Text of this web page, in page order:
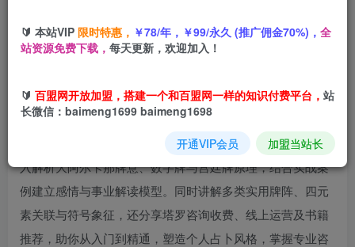
课程介绍：
本课程从塔罗历史切入，全方位覆盖塔罗学习核心内容。先
教你挑选塔罗牌、做好占卜准备，详解占卜空间布置与能量
净化；再拆解情感、事业、运势类问题，传授梳理技巧；深
入解析大阿尔卡那牌意、数字牌与宫廷牌原理，结合实战案
例建立感情与事业解读模型。同时讲解多类实用牌阵、四元
素关联与符号象征，还分享塔罗咨询收费、线上运营及书籍
推荐，助你从入门到精通，塑造个人占卜风格，掌握专业咨
🔰 本站VIP 限时特惠， ￥78/年，￥99/永久 (推广佣金70%)， 全
站资源免费下载， 每天更新，欢迎加入！
🔰 百盟网开放加盟，搭建一个和百盟网一样的知识付费平台， 站
长微信：baimeng1699 baimeng1698
开通VIP会员 加盟当站长